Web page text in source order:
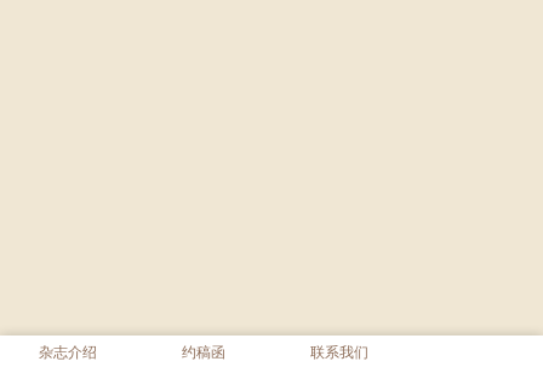
杂志介绍 约稿函 联系我们